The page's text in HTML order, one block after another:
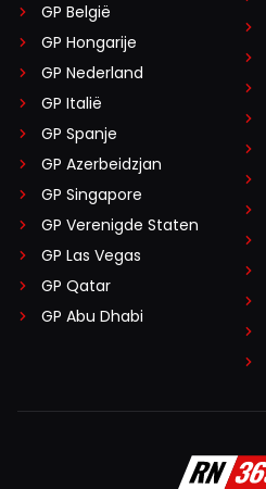
GP België
GP Hongarije
GP Nederland
GP Italië
GP Spanje
GP Azerbeidzjan
GP Singapore
GP Verenigde Staten
GP Las Vegas
GP Qatar
GP Abu Dhabi